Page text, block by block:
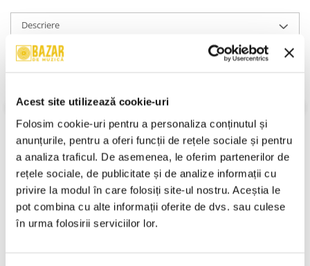
Acest site utilizează cookie-uri
Folosim cookie-uri pentru a personaliza conținutul și
anunțurile, pentru a oferi funcții de rețele sociale și pentru
a analiza traficul. De asemenea, le oferim partenerilor de
rețele sociale, de publicitate și de analize informații cu
privire la modul în care folosiți site-ul nostru. Aceștia le
pot combina cu alte informații oferite de dvs. sau culese
în urma folosirii serviciilor lor.
Descriere
Format:Album
Stare Disc:Mint (M)
Stare Coperta:Near Mint (NM or M-)
Informatii conformitate produs
Review-uri(0)